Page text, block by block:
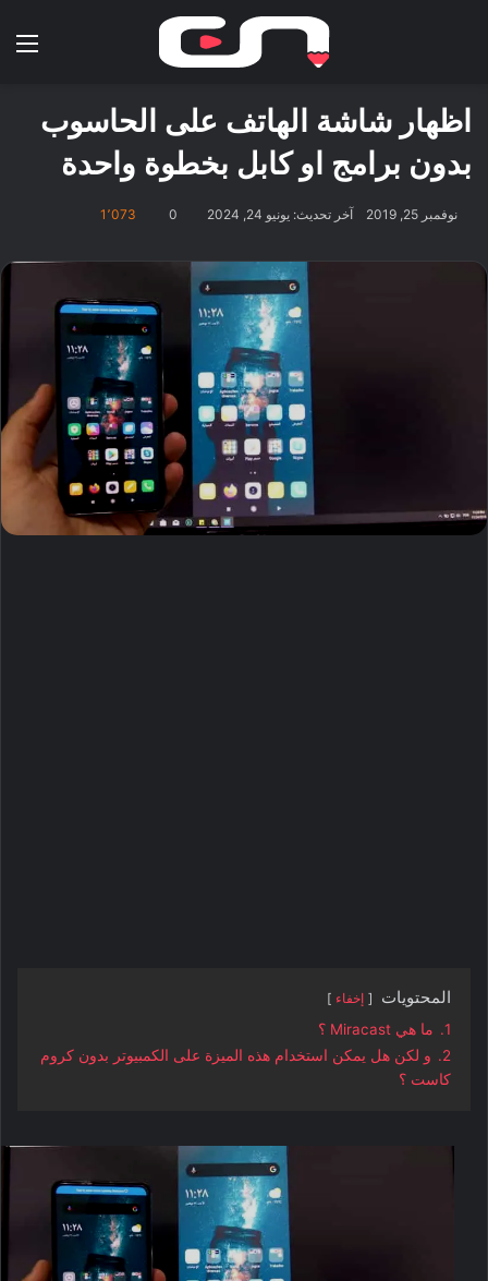
اظهار شاشة الهاتف على الحاسوب
بدون برامج او كابل بخطوة واحدة
نوفمبر 25, 2019 آخر تحديث: يونيو 24, 2024 0 1٬073
المحتويات إخفاء
1.
ما هي Miracast ؟
2.
و لكن هل يمكن استخدام هذه الميزة على الكمبيوتر بدون كروم
كاست ؟